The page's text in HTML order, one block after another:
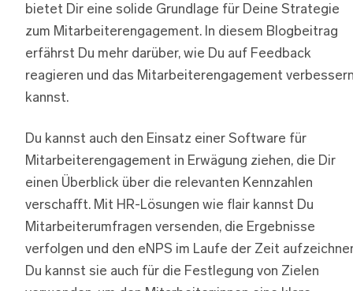
bietet Dir eine solide Grundlage für Deine Strategie
zum Mitarbeiterengagement. In diesem Blogbeitrag
erfährst Du mehr darüber, wie Du auf Feedback
reagieren und das Mitarbeiterengagement
kannst.
Du kannst auch den Einsatz einer Software für
Mitarbeiterengagement in Erwägung ziehen, die Dir
einen Überblick über die relevanten Kennzahlen
verschafft. Mit HR-Lösungen wie flair kannst Du
Mitarbeiterumfragen versenden, die Ergebnisse
verfolgen und den eNPS im Laufe der Zeit
Du kannst sie auch für die Festlegung von Zielen